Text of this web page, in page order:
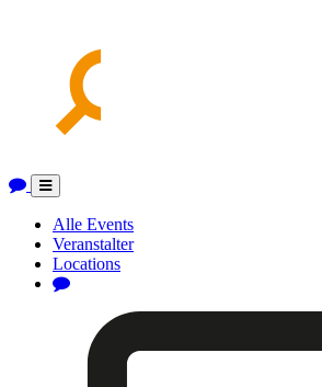
Toggle
navigation
Alle Events
Veranstalter
Locations